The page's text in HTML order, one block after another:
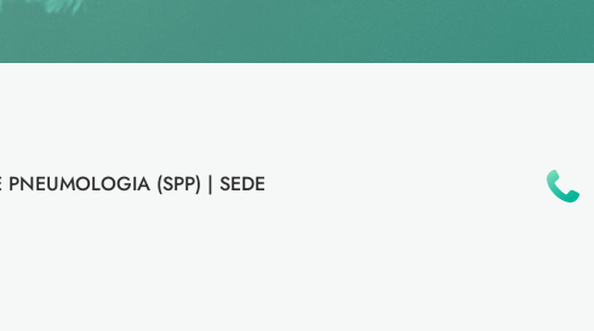
PNEUMOLOGIA (SPP) | SEDE